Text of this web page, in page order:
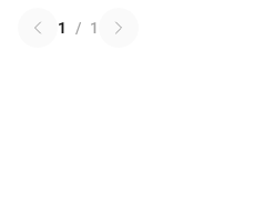
1 / 1